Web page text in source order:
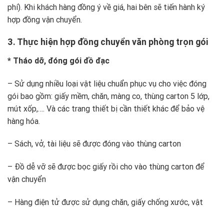
phí). Khi khách hàng đồng ý về giá, hai bên sẽ tiến hành ký
hợp đồng vận chuyển.
3. Thực hiện hợp đồng chuyển văn phòng trọn gói
* Tháo dỡ, đóng gói đồ đạc
– Sử dụng nhiều loại vật liệu chuẩn phục vụ cho việc đóng
gói bao gồm: giấy mềm, chăn, màng co, thùng carton 5 lớp,
mút xốp,…. Và các trang thiết bị cần thiết khác để bảo vệ
hàng hóa.
– Sách, vở, tài liệu sẽ được đóng vào thùng carton
– Đồ dễ vỡ sẽ được bọc giấy rồi cho vào thùng carton để
vận chuyển
– Hàng điện tử được sử dụng chăn, giấy chống xước, vật